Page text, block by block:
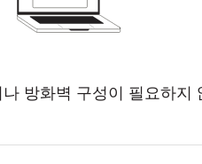
방화벽 구성이 필요하지